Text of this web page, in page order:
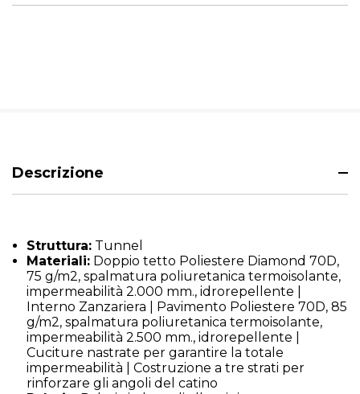
Descrizione
Struttura: Tunnel
Materiali: Doppio tetto Poliestere Diamond 70D,
75 g/m2, spalmatura poliuretanica termoisolante,
impermeabilità 2.000 mm., idrorepellente |
Interno Zanzariera | Pavimento Poliestere 70D, 85
g/m2, spalmatura poliuretanica termoisolante,
impermeabilità 2.500 mm., idrorepellente |
Cuciture nastrate per garantire la totale
impermeabilità | Costruzione a tre strati per
rinforzare gli angoli del catino